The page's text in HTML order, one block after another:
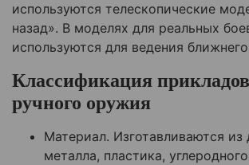
используются телескопические
назад». В моделях для реальных
используются для ведения
Классификация
ручного оружия
Материал. Изготавливаются из
металла, пластика,